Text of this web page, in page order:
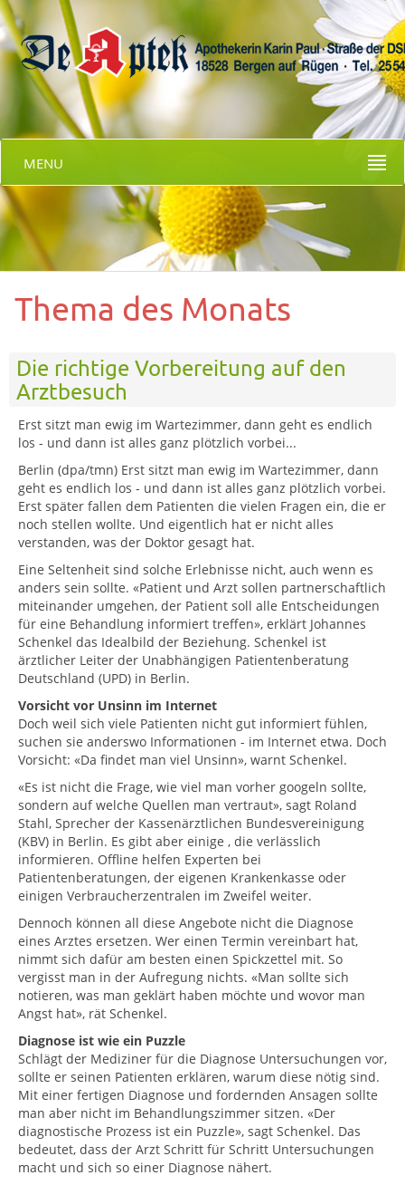
MENU
Thema des Monats
Die richtige Vorbereitung auf den
Arztbesuch
Erst sitzt man ewig im Wartezimmer, dann geht es endlich
los - und dann ist alles ganz plötzlich vorbei...
Berlin (dpa/tmn) Erst sitzt man ewig im Wartezimmer, dann
geht es endlich los - und dann ist alles ganz plötzlich vorbei.
Erst später fallen dem Patienten die vielen Fragen ein, die er
noch stellen wollte. Und eigentlich hat er nicht alles
verstanden, was der Doktor gesagt hat.
Eine Seltenheit sind solche Erlebnisse nicht, auch wenn es
anders sein sollte. «Patient und Arzt sollen partnerschaftlich
miteinander umgehen, der Patient soll alle Entscheidungen
für eine Behandlung informiert treffen», erklärt Johannes
Schenkel das Idealbild der Beziehung. Schenkel ist
ärztlicher Leiter der Unabhängigen Patientenberatung
Deutschland (UPD) in Berlin.
Vorsicht vor Unsinn im Internet
Doch weil sich viele Patienten nicht gut informiert fühlen,
suchen sie anderswo Informationen - im Internet etwa. Doch
Vorsicht: «Da findet man viel Unsinn», warnt Schenkel.
«Es ist nicht die Frage, wie viel man vorher googeln sollte,
sondern auf welche Quellen man vertraut», sagt Roland
Stahl, Sprecher der Kassenärztlichen Bundesvereinigung
(KBV) in Berlin. Es gibt aber einige , die verlässlich
informieren. Offline helfen Experten bei
Patientenberatungen, der eigenen Krankenkasse oder
einigen Verbraucherzentralen im Zweifel weiter.
Dennoch können all diese Angebote nicht die Diagnose
eines Arztes ersetzen. Wer einen Termin vereinbart hat,
nimmt sich dafür am besten einen Spickzettel mit. So
vergisst man in der Aufregung nichts. «Man sollte sich
notieren, was man geklärt haben möchte und wovor man
Angst hat», rät Schenkel.
Diagnose ist wie ein Puzzle
Schlägt der Mediziner für die Diagnose Untersuchungen vor,
sollte er seinen Patienten erklären, warum diese nötig sind.
Mit einer fertigen Diagnose und fordernden Ansagen sollte
man aber nicht im Behandlungszimmer sitzen. «Der
diagnostische Prozess ist ein Puzzle», sagt Schenkel. Das
bedeutet, dass der Arzt Schritt für Schritt Untersuchungen
macht und sich so einer Diagnose nähert.